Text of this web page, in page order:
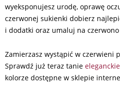
wyeksponujesz urodę, oprawę
czerwonej sukienki dobierz
i dodatki oraz umaluj na
Zamierzasz wystąpić w czerwieni
Sprawdź już teraz tanie
kolorze dostępne w sklepie